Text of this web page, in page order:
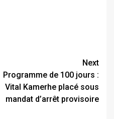
Next
Programme de 100 jours :
Vital Kamerhe placé sous
mandat d’arrêt provisoire